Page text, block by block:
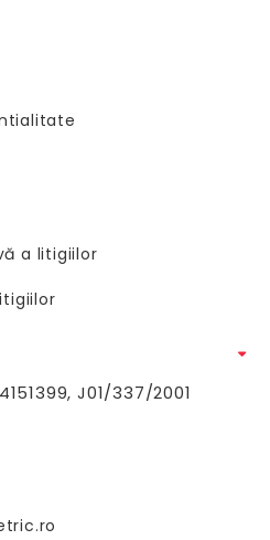
J01/337/2001